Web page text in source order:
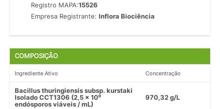
Registro MAPA:15526
Empresa Registrante:Inflora Biociência
COMPOSIÇÃO
Ingrediente Ativo Concentração
Bacillus thuringiensis subsp. kurstaki
Isolado CCT1306 (2,5 x 10⁹
endósporos viáveis / mL)
970,32 g/L